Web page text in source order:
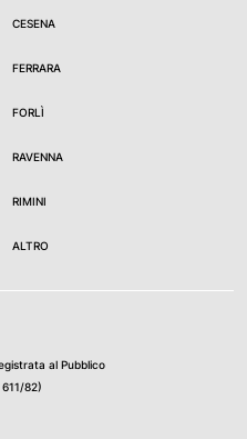
CESENA
FERRARA
FORLÌ
RAVENNA
RIMINI
ALTRO
al Pubblico
82)